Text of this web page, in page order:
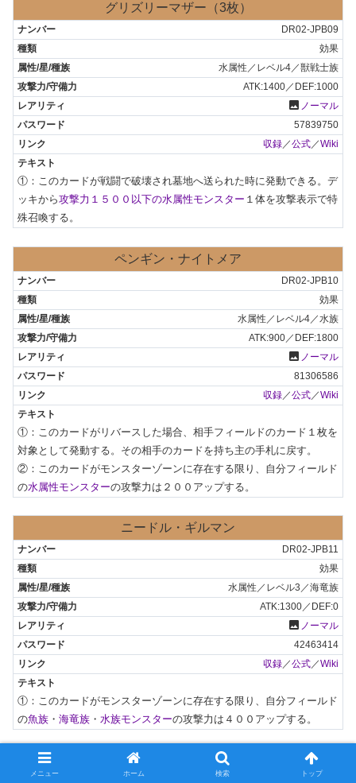
グリズリーマザー（3枚）
DR02-JPB09
効果
水属性／レベル4／獣戦士族
ATK:1400／DEF:1000
photo ノーマル
57839750
収録／公式／Wiki
①：このカードが戦闘で破壊され墓地へ送られた時に発動できる。デ
ッキから攻撃力１５００以下の水属性モンスター １体を攻撃表示で特
殊召喚する。
ペンギン・ナイトメア
DR02-JPB10
効果
水属性／レベル4／水族
ATK:900／DEF:1800
photo ノーマル
81306586
収録 ／公式 ／Wiki
①：このカードがリバースした場合、相手フィールドのカード１枚を
対象として発動する。その相手のカードを持ち主の手札に戻す。
②：このカードがモンスターゾーンに存在する限り、自分フィールド
の水属性モンスターの攻撃力は２００アップする。
ニードル・ギルマン
DR02-JPB11
効果
水属性／レベル3／海竜族
ATK:1300／DEF:0
photo ノーマル
42463414
収録／公式／Wiki
①：このカードがモンスターゾーンに存在する限り、自分フィールド
の魚族 ・ 海竜族 ・ 水族モンスターの攻撃力は４００アップする。
黄泉へ渡る船（2枚）
メニュー ホーム 検索 トップ